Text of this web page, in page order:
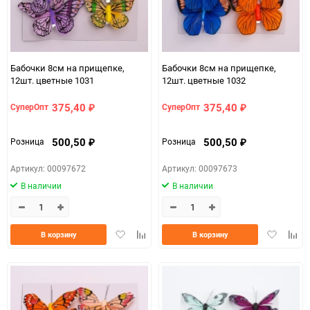
Бабочки 8см на прищепке,
12шт. цветные 1031
СуперОпт 375,40 ₽
Розница 500,50 ₽
Артикул: 00097672
В наличии
ДобавитьДобавить
В корзину
Бабочки 8см на прищепке,
12шт. цветные 1032
СуперОпт 375,40 ₽
Розница 500,50 ₽
Артикул: 00097673
В наличии
Добавить
В корзину